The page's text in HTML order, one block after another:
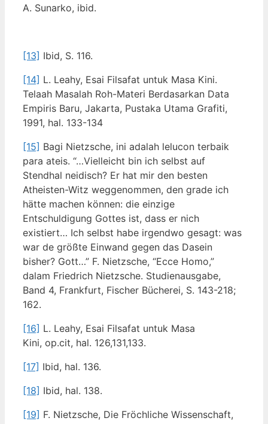
A. Sunarko, ibid.
[13] Ibid, S. 116.
[14] L. Leahy, Esai Filsafat untuk Masa Kini.
Telaah Masalah Roh-Materi Berdasarkan Data
Empiris Baru, Jakarta, Pustaka Utama Grafiti,
1991, hal. 133-134
[15] Bagi Nietzsche, ini adalah lelucon terbaik
para ateis. “…Vielleicht bin ich selbst auf
Stendhal neidisch? Er hat mir den besten
Atheisten-Witz weggenommen, den grade ich
hätte machen können: die einzige
Entschuldigung Gottes ist, dass er nich
existiert… Ich selbst habe irgendwo gesagt: was
war de größte Einwand gegen das Dasein
bisher? Gott…” F. Nietzsche, “Ecce Homo,”
dalam Friedrich Nietzsche. Studienausgabe,
Band 4, Frankfurt, Fischer Bücherei, S. 143-218;
162.
[16] L. Leahy, Esai Filsafat untuk Masa
Kini, op.cit, hal. 126,131,133.
[17] Ibid, hal. 136.
[18] Ibid, hal. 138.
[19] F. Nietzsche, Die Fröchliche Wissenschaft,